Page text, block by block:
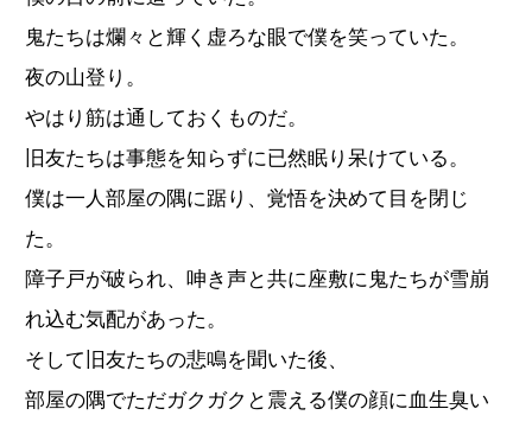
鬼たちは爛々と輝く虚ろな眼で僕を笑っていた。
夜の山登り。
やはり筋は通しておくものだ。
旧友たちは事態を知らずに已然眠り呆けている。
僕は一人部屋の隅に踞り、覚悟を決めて目を閉じ
た。
障子戸が破られ、呻き声と共に座敷に鬼たちが雪崩
れ込む気配があった。
そして旧友たちの悲鳴を聞いた後、
部屋の隅でただガクガクと震える僕の顔に血生臭い